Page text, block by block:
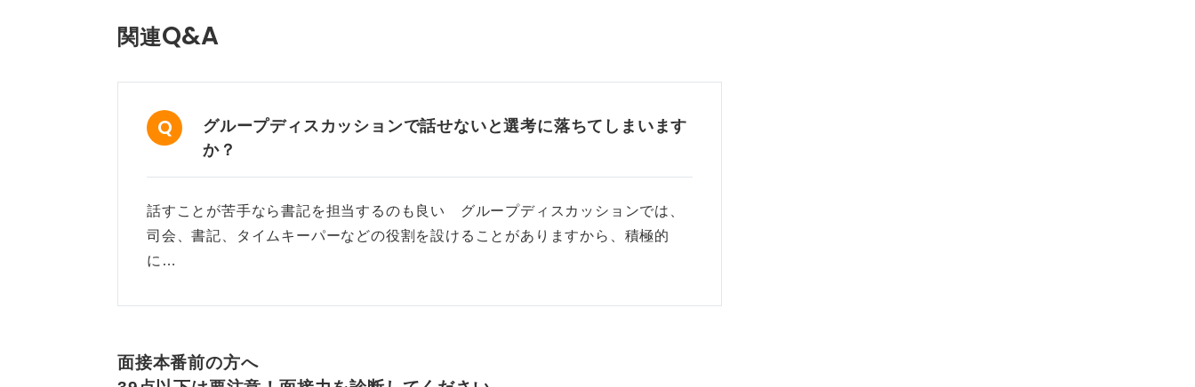
関連Q&A
グループディスカッションで話せないと選考に落ちてしまいます
か？
話すことが苦手なら書記を担当するのも良い グループディスカッションでは、
司会、書記、タイムキーパーなどの役割を設けることがありますから、積極的
に…
面接本番前の方へ